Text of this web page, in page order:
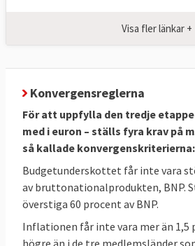
Visa fler länkar +
Konvergensreglerna
För att uppfylla den tredje
med i euron – ställs fyra krav på
så kallade konvergenskriterierna:
Budgetunderskottet får inte vara
av bruttonationalprodukten, BNP.
överstiga 60 procent av BNP.
Inflationen får inte vara mer än
högre än i de tre medlemsländer